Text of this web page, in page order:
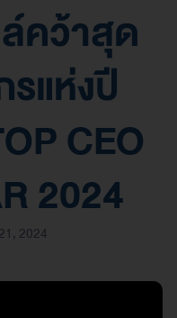
คว้าสุด
แห่งปี
CEO
2024
2024